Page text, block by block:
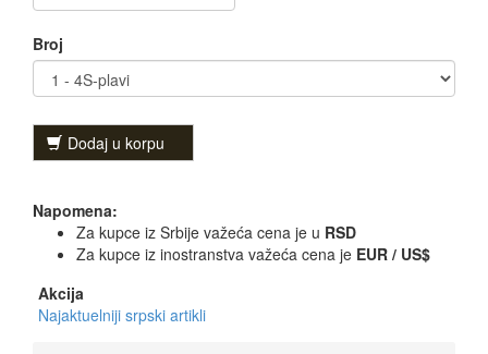
Broj
Dodaj u korpu
Napomena:
Za kupce iz Srbije važeća cena je u RSD
Za kupce iz inostranstva važeća cena je EUR / US$
Akcija
Najaktuelniji srpski artikli